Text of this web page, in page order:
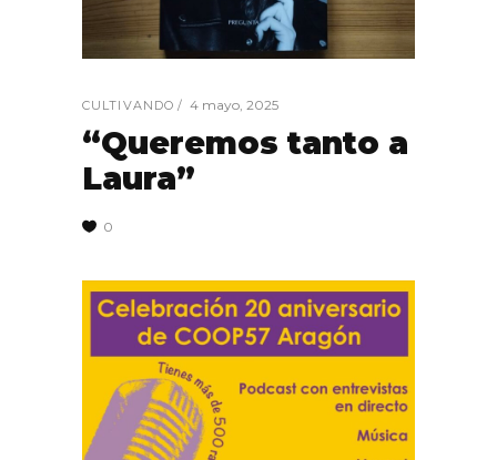
CULTIVANDO 4 mayo, 2025
“Queremos tanto a
Laura”
0